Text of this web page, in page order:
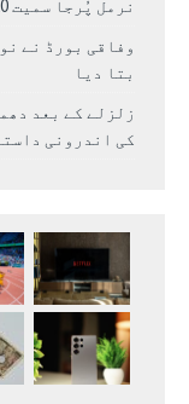
نرمل پُرجا سمیت 10 کوہ پیما براڈ پیک پر لاپتہ
وفاقی بورڈ نے
بتا دیا
زلزلے کے بعد
کی اندرونی